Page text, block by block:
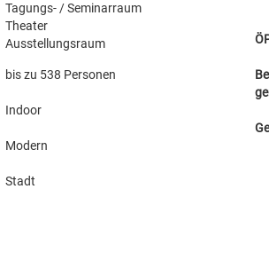
Tagungs- / Seminarraum
Theater
Ausstellungsraum
bis zu 538 Personen
Indoor
Modern
Stadt